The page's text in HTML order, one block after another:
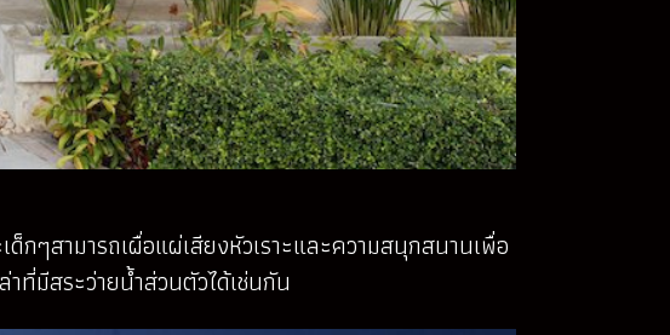
กๆสามารถเผื่อแผ่เสียงหัวเราะและความสนุกสนานเพื่อ
ที่มีสระว่ายน้ำส่วนตัวได้เช่นกัน